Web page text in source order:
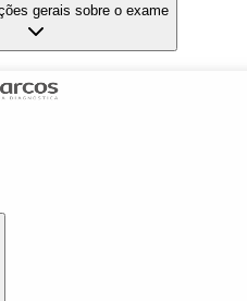
gerais sobre o exame